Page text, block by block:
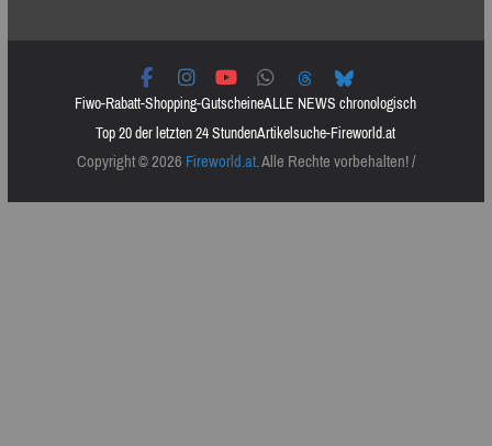
Fiwo-Rabatt-Shopping-GutscheineALLE NEWS chronologisch
Top 20 der letzten 24 StundenArtikelsuche-Fireworld.at
Copyright © 2026Fireworld.at. Alle Rechte vorbehalten! /